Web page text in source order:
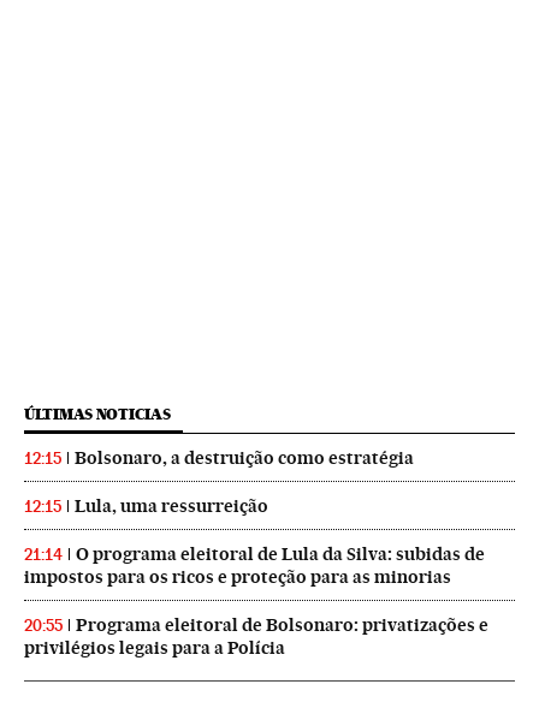
ÚLTIMAS NOTICIAS
12:15 Bolsonaro, a destruição como estratégia
12:15 Lula, uma ressurreição
21:14
O programa eleitoral de Lula da Silva: subidas de
impostos para os ricos e proteção para as minorias
20:55
Programa eleitoral de Bolsonaro: privatizações e
privilégios legais para a Polícia